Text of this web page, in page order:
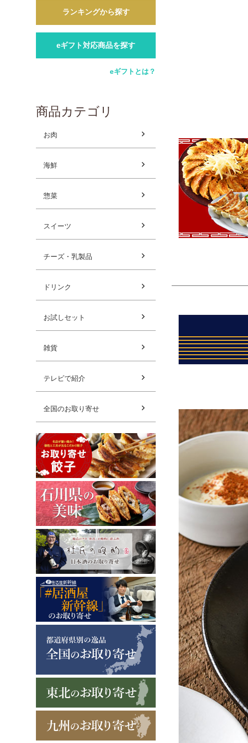
ランキングから探す
eギフト対応商品を探す
eギフトとは？
商品カテゴリ
お肉
海鮮
惣菜
スイーツ
チーズ・乳製品
ドリンク
お試しセット
雑貨
テレビで紹介
全国のお取り寄せ